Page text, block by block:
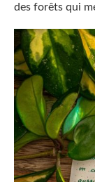
des forêts qui